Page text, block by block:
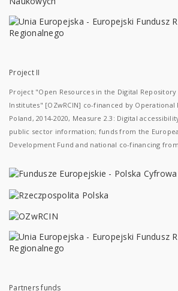
Project II
Project "Open Resources in the Digital
Institutes" [OZwRCIN] co-financed by Operational
Poland, 2014-2020, Measure 2.3: Digital
public sector information; funds from the
Development Fund and national co-financing
Partners funds